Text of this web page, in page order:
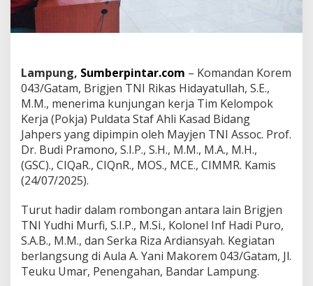
B
i
d
a
g
J
a
e
r
s
K
u
n
j
Lampung, Sumberpintar.com – Komandan Korem
043/Gatam, Brigjen TNI Rikas Hidayatullah, S.E.,
M.M., menerima kunjungan kerja Tim Kelompok
Kerja (Pokja) Puldata Staf Ahli Kasad Bidang
Jahpers yang dipimpin oleh Mayjen TNI Assoc. Prof.
Dr. Budi Pramono, S.I.P., S.H., M.M., M.A., M.H.,
(GSC)., CIQaR., CIQnR., MOS., MCE., CIMMR. Kamis
(24/07/2025).
Turut hadir dalam rombongan antara lain Brigjen
TNI Yudhi Murfi, S.I.P., M.Si., Kolonel Inf Hadi Puro,
S.A.B., M.M., dan Serka Riza Ardiansyah. Kegiatan
berlangsung di Aula A. Yani Makorem 043/Gatam, Jl.
Teuku Umar, Penengahan, Bandar Lampung.